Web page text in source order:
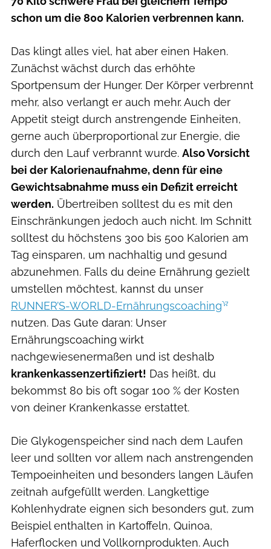
schon um die 800 Kalorien verbrennen kann.
Das klingt alles viel, hat aber einen Haken.
Zunächst wächst durch das erhöhte
Sportpensum der Hunger. Der Körper verbrennt
mehr, also verlangt er auch mehr. Auch der
Appetit steigt durch anstrengende Einheiten,
gerne auch überproportional zur Energie, die
durch den Lauf verbrannt wurde. Also Vorsicht
bei der Kalorienaufnahme, denn für eine
Gewichtsabnahme muss ein Defizit erreicht
werden. Übertreiben solltest du es mit den
Einschränkungen jedoch auch nicht. Im Schnitt
solltest du höchstens 300 bis 500 Kalorien am
Tag einsparen, um nachhaltig und gesund
abzunehmen. Falls du deine Ernährung gezielt
umstellen möchtest, kannst du unser
RUNNER’S-WORLD-Ernährungscoaching
nutzen. Das Gute daran: Unser
Ernährungscoaching wirkt
nachgewiesenermaßen und ist deshalb
krankenkassenzertifiziert! Das heißt, du
bekommst 80 bis oft sogar 100 % der Kosten
von deiner Krankenkasse erstattet.
Die Glykogenspeicher sind nach dem Laufen
leer und sollten vor allem nach anstrengenden
Tempoeinheiten und besonders langen Läufen
zeitnah aufgefüllt werden. Langkettige
Kohlenhydrate eignen sich besonders gut, zum
Beispiel enthalten in Kartoffeln, Quinoa,
Haferflocken und Vollkornprodukten. Auch